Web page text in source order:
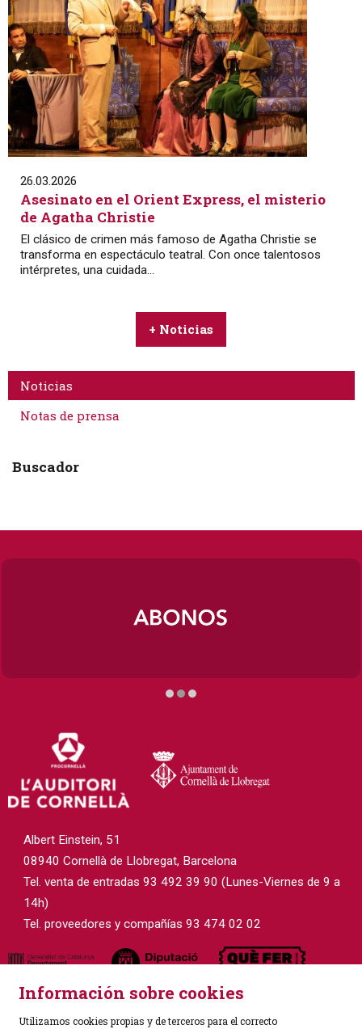
26.03.2026
Asesinato en el Orient Express, el misterio
de Agatha Christie
El clásico de crimen más famoso de Agatha Christie se
transforma en espectáculo teatral. Con once talentosos
intérpretes, una cuidada...
+ Noticias
Noticias
Notas de prensa
Buscador
Albert Einstein, 51
08940 Cornellà de Llobregat, Barcelona
Tel. venta de entradas 93 492 39 90 (Lunes-Viernes de 9 a
14h)
Tel. proveedores y compañías 93 474 02 02
Información sobre cookies
Utilizamos cookies propias y de terceros para el correcto